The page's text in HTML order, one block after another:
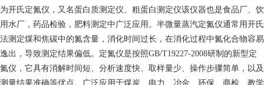
为开氏定氮仪，又名蛋白质测定仪、粗蛋白测定仪该仪器也是食品厂、饮
用水厂，药品检验，肥料测定中广泛应用。半微量蒸汽定氮仪通常用开氏
法测定煤和焦碳中的氮含量，消化时间过长，在消化过程中氮化合物容易
逸出，导致测定结果偏低。定氮仪是按照GB/T19227-2008研制的新型定
氮仪，它具有消解时间短、分析速度快、取样量少、操作步骤简单，以及
测量结果准确等优点。广泛应用于煤炭、电力、冶金、环保、商检、教学